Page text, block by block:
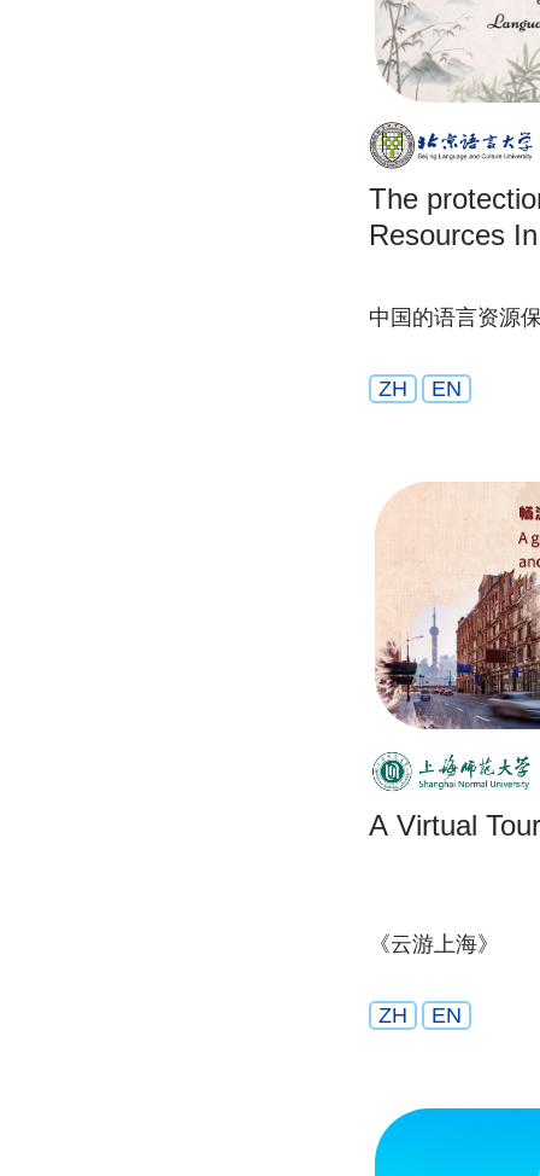
The
Resources
中国的语言资源
ZH EN
A Virtual
《云游上海》
ZH EN